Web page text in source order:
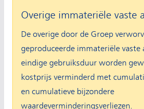
Overige immateriële vaste
De overige door de Groep
geproduceerde immateriële vaste
eindige gebruiksduur worden
kostprijs verminderd met
en cumulatieve bijzondere
waardeverminderingsverliezen.